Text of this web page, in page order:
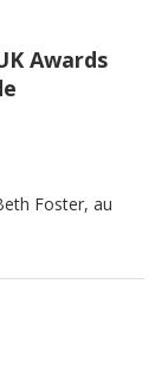
Awards
Foster, au